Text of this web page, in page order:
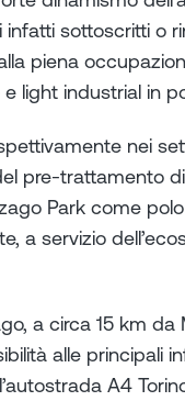
infatti sottoscritti o
piena
light industrial in
nei
pre-trattamento
Park come
a servizio
a circa 15 km
alle principali
A4